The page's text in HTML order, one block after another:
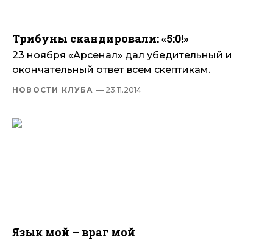
Трибуны скандировали: «5:0!»
23 ноября «Арсенал» дал убедительный и
окончательный ответ всем скептикам.
НОВОСТИ КЛУБА — 23.11.2014
Язык мой – враг мой